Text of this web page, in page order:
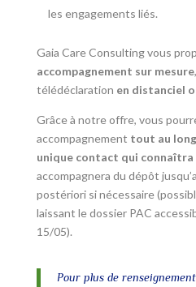
les engagements liés.
Gaia Care Consulting vous
accompagnement sur mesure
télédéclaration en distanciel
Grâce à notre offre, vous
accompagnement tout au long
unique contact qui
accompagnera du dépôt
postériori si nécessaire
laissant le dossier PAC
15/05).
Pour plus de